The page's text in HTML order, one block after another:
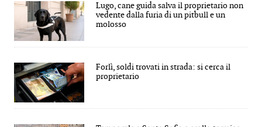
Lugo, cane guida salva il proprietario non
vedente dalla furia di un pitbull e un
molosso
Forlì, soldi trovati in strada: si cerca il
proprietario